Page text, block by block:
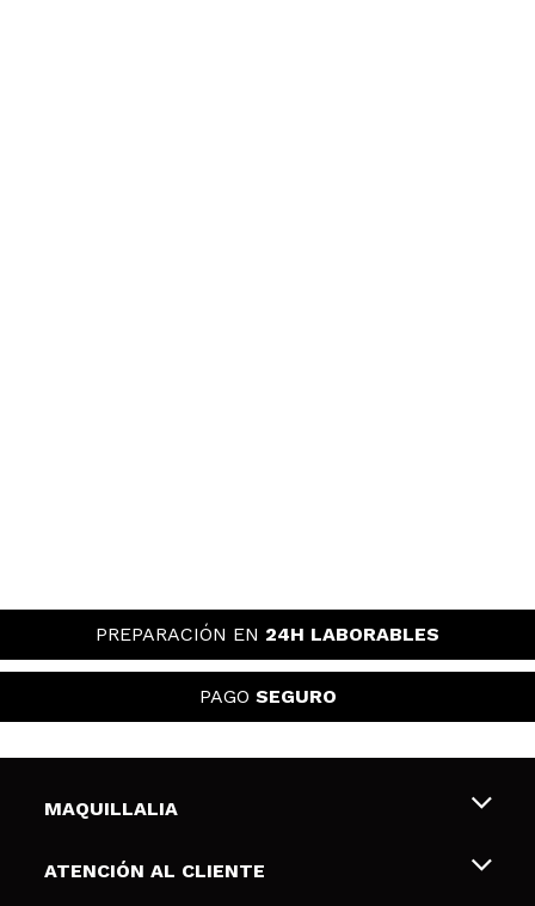
PREPARACIÓN EN 24H LABORABLES
PAGO SEGURO
MAQUILLALIA
Sobre nosotros
ATENCIÓN AL CLIENTE